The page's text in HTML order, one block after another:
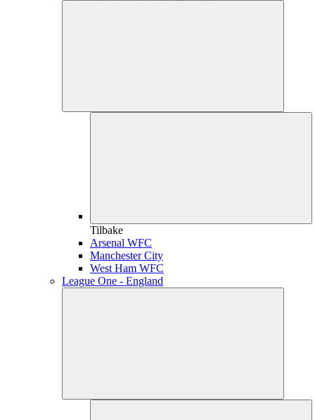
Tilbake
Arsenal WFC
Manchester City
West Ham WFC
League One - England